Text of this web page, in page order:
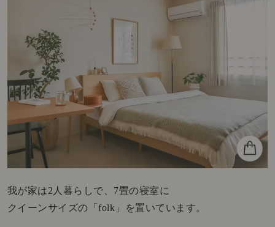
我が家は2人暮らしで、7畳の寝室に
クイーンサイズの「folk」を置いています。